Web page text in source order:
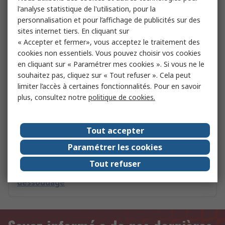
Buse d'aspiration de soudage RS PRO 1 Buse de
dessoudage
Tête de dessoudage 90W Antex Electronics pour
Stations de soudage Antex
Accessoire de soudure Weller Tube à vide pour
station de soudage pour Stations de
dessoudage
l'analyse statistique de l'utilisation, pour la
personnalisation et pour l’affichage de publicités sur des
sites internet tiers. En cliquant sur
« Accepter et fermer», vous acceptez le traitement des
cookies non essentiels. Vous pouvez choisir vos cookies
en cliquant sur « Paramétrer mes cookies ». Si vous ne le
souhaitez pas, cliquez sur « Tout refuser ». Cela peut
limiter l’accès à certaines fonctionnalités. Pour en savoir
plus, consultez notre politique de cookies.
Tout accepter
Paramétrer les cookies
Tout refuser